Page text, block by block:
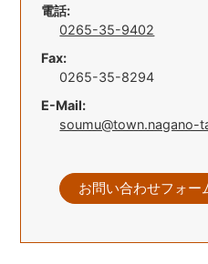
電話:
0265-35-9402
Fax:
0265-35-8294
E-Mail:
soumu@town.nagano-
お問い合わせフォー